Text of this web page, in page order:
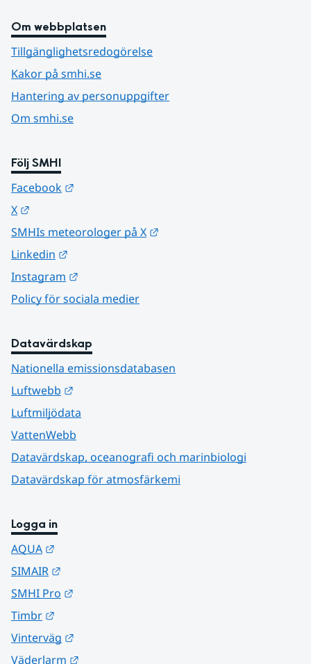
Om webbplatsen
Tillgänglighetsredogörelse
Kakor på smhi.se
Hantering av personuppgifter
Om smhi.se
Följ SMHI
Facebook
X
SMHIs meteorologer på X
Linkedin
Instagram
Policy för sociala medier
Datavärdskap
Nationella emissionsdatabasen
Luftwebb
Luftmiljödata
VattenWebb
Datavärdskap, oceanografi och marinbiologi
Datavärdskap för atmosfärkemi
Logga in
AQUA
SIMAIR
SMHI Pro
Timbr
Vinterväg
Väderlarm